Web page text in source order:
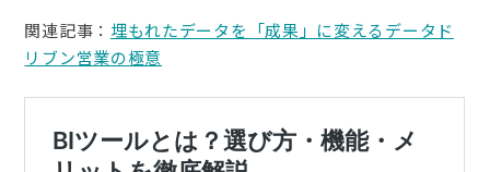
関連記事： 埋もれたデータを「成果」に変えるデータド
リブン営業の極意